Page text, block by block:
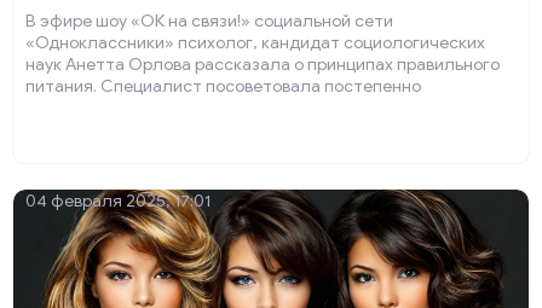
В эфире шоу «ОК на связи!» социальной сети
«Одноклассники» психолог, кандидат социологических
наук Анетта Орлова рассказала о принципах правильного
питания. Специалист посоветовала постепенно
04 февраля 2025, 17:01